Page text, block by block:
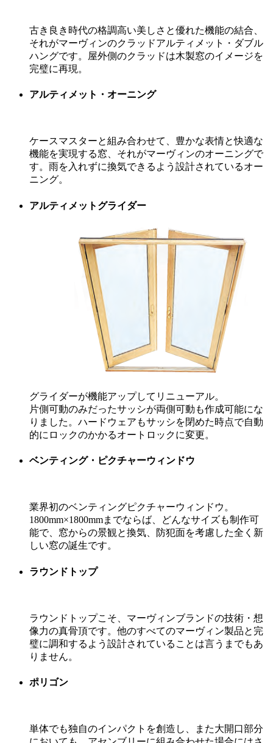
古き良き時代の格調高い美しさと優れた機能の結合、
それがマーヴィンのクラッドアルティメット・ダブル
ハングです。屋外側のクラッドは木製窓のイメージを
完璧に再現。
アルティメット・オーニング
ケースマスターと組み合わせて、豊かな表情と快適な
機能を実現する窓、それがマーヴィンのオーニングで
す。雨を入れずに換気できるよう設計されているオー
ニング。
アルティメットグライダー
グライダーが機能アップしてリニューアル。
片側可動のみだったサッシが両側可動も作成可能にな
りました。ハードウェアもサッシを閉めた時点で自動
的にロックのかかるオートロックに変更。
ベンティング・ピクチャーウィンドウ
業界初のベンティングピクチャーウィンドウ。
1800mm×1800mmまでならば、どんなサイズも制作可
能で、窓からの景観と換気、防犯面を考慮した全く新
しい窓の誕生です。
ラウンドトップ
ラウンドトップこそ、マーヴィンブランドの技術・想
像力の真骨頂です。他のすべてのマーヴィン製品と完
璧に調和するよう設計されていることは言うまでもあ
りません。
ポリゴン
単体でも独自のインパクトを創造し、また大開口部分